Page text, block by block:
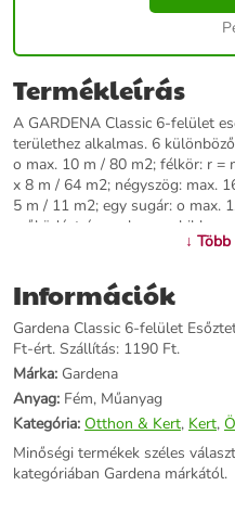
Termékleírás
A GARDENA Classic 6-felület
területhez alkalmas. 6
o max. 10 m / 80 m2; félkör: r =
x 8 m / 64 m2; négyszög: max.
5 m / 11 m2; egy sugár: o max.
működést és egyben mobil
praktikus, könnyen tisztítható.
alakú felület öntözhető, a körtől
kívánt öntözési felület
- így könnyen és gyorsan
használat stabil leállítással. A
terepen is nagy stabilitást
mobil használatátGARDENA
Esőztetőállványra erősítve
magasabb fajtákat is
További információk>>
↓ Több
Információk
Gardena Classic 6-felület
Ft-ért. Szállítás: 1190 Ft.
Márka: Gardena
Anyag: Fém, Műanyag
Kategória: Otthon & Kert, Kert,
Minőségi termékek széles
kategóriában Gardena márkától.